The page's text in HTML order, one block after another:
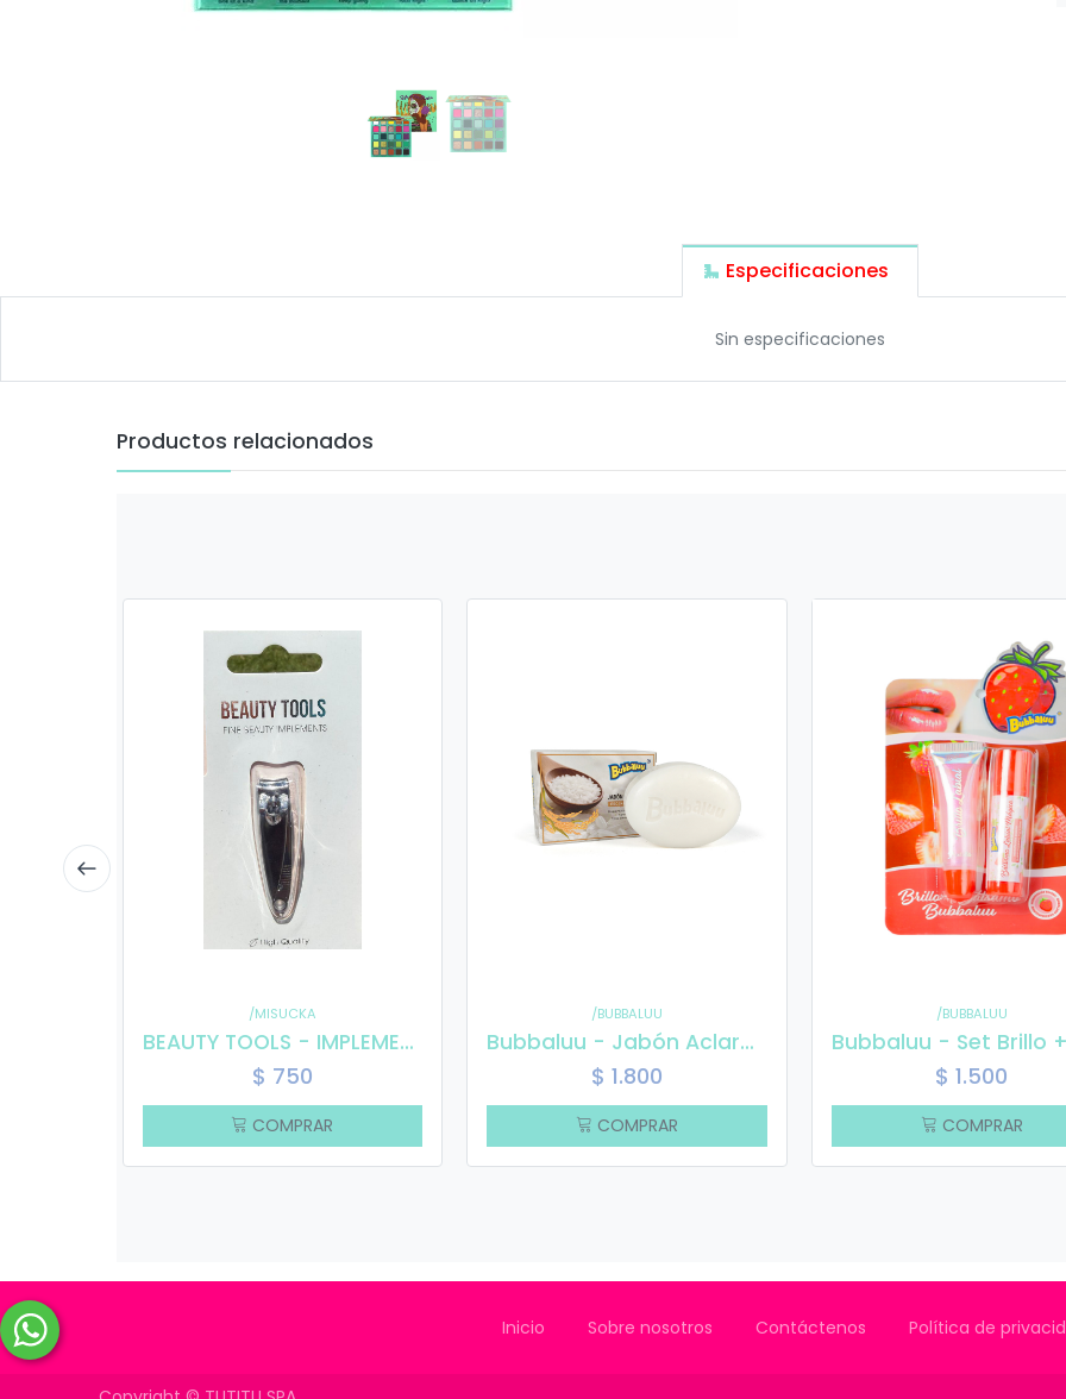
Especificaciones
Sin especificaciones
Productos relacionados
/MISUCKA
BEAUTY TOOLS - IMPLEMENTS ZJQ- 313014
$ 750
COMPRAR
/BUBBALUU
Bubbaluu - Jabón Aclarante De Arroz 100gr
$1.800
COMPRAR
/BUBBALUU
$1.500
COMPRAR
Inicio Sobre nosotros Contáctenos Política de